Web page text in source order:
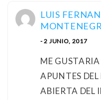
LUIS
- 2 JUNIO, 2017
ME
APUNTES
ABIERTA DEL